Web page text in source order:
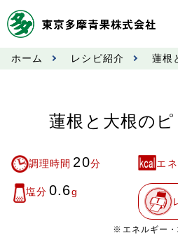
お知らせ
市況情報
ホーム レシピ紹介 蓮根
蓮根と大根の
調理時間 20分 エ
塩分 0.6g
※エネルギー・